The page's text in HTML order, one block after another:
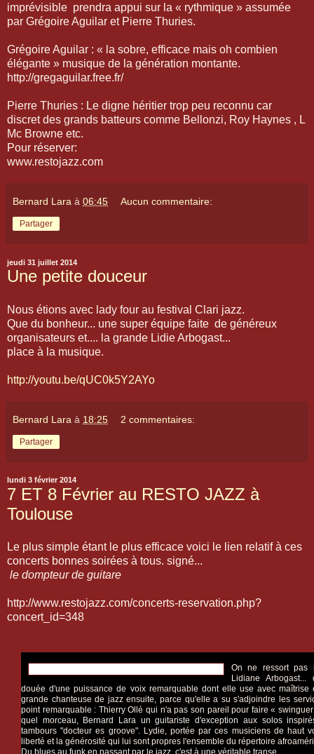
imprévisible prendra appui sur la « rythmique » assumée
par Grégoire Aguilar et Pierre Thuries.
Grégoire Aguilar : « la sobre, efficace mais oh combien
élégante » musique de la génération montante.
http://gregaguilar.free.fr/
Pierre Thuries : Le digne héritier trop peu reconnu car
discret des grands batteurs comme Bellonzi, Roy Haynes , L
Mc Browne etc.
Pour réserver:
www.restojazz.com
Bernard Lara à 06:45 Aucun commentaire:
Partager
jeudi 31 juillet 2014
Une petite douceur
Nous étions avec lady four au festival Clari jazz.
Que du bonheur... une super équipe faite de généreux
organisateurs et.... la grande Lidie Arbogast...
place à la musique.
http://youtu.be/qUC0k5Y2AYo
Bernard Lara à 18:25 2 commentaires:
Partager
lundi 3 février 2014
7 ET 8 Février au RESTO JAZZ à
Toulouse
Le plus simple étant le plus efficace voici le lien relatif à ces
concerts bonnes soirées à tous. signé...
le dompteur de guitare
http://www.restojazz.com/concerts-reservation.php?
concert_id=348
On ne ressort pas
Lidiane
douée d'une puissance de voix remarquable dont elle use avec maîtrise
grande chanteuse de jazz ensuite, parce qu'elle a su s'adjoindre les
point remarquable : Thierry Ollé qui n'a pas son pareil pour faire «
quel morceau, Bernard Lara un guitariste d'exception aux solos
tambours "docteur es groove". Lydie, portée par ces musiciens de haut
liberté et la générosité qui lui sont propres l'ensemble du répertoire